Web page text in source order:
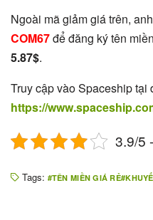
Ngoài mã giảm giá trên,
COM67để đăng ký tên
5.87$.
Truy cập vào Spaceship tại
https://
3.9/5
Tags: TÊN MIỀN GIÁ RẺ